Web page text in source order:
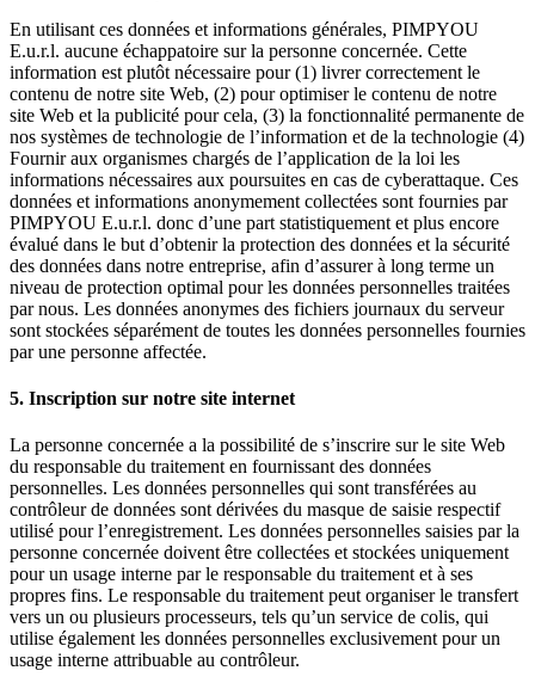
En utilisant ces données et informations générales, PIMPYOU
E.u.r.l. aucune échappatoire sur la personne concernée. Cette
information est plutôt nécessaire pour (1) livrer correctement le
contenu de notre site Web, (2) pour optimiser le contenu de notre
site Web et la publicité pour cela, (3) la fonctionnalité permanente de
nos systèmes de technologie de l’information et de la technologie (4)
Fournir aux organismes chargés de l’application de la loi les
informations nécessaires aux poursuites en cas de cyberattaque. Ces
données et informations anonymement collectées sont fournies par
PIMPYOU E.u.r.l. donc d’une part statistiquement et plus encore
évalué dans le but d’obtenir la protection des données et la sécurité
des données dans notre entreprise, afin d’assurer à long terme un
niveau de protection optimal pour les données personnelles traitées
par nous. Les données anonymes des fichiers journaux du serveur
sont stockées séparément de toutes les données personnelles fournies
par une personne affectée.
5. Inscription sur notre site internet
La personne concernée a la possibilité de s’inscrire sur le site Web
du responsable du traitement en fournissant des données
personnelles. Les données personnelles qui sont transférées au
contrôleur de données sont dérivées du masque de saisie respectif
utilisé pour l’enregistrement. Les données personnelles saisies par la
personne concernée doivent être collectées et stockées uniquement
pour un usage interne par le responsable du traitement et à ses
propres fins. Le responsable du traitement peut organiser le transfert
vers un ou plusieurs processeurs, tels qu’un service de colis, qui
utilise également les données personnelles exclusivement pour un
usage interne attribuable au contrôleur.